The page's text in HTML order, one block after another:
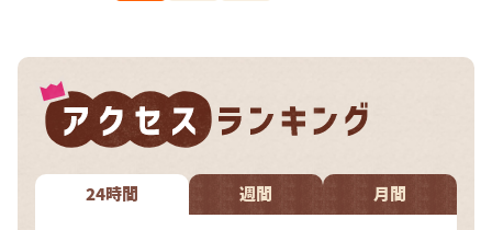
24時間 週間 月間